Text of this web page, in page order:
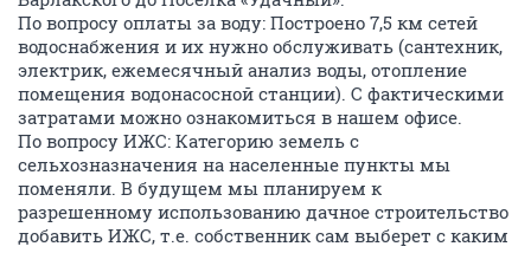
По вопросу оплаты за воду: Построено 7,5 км сетей
водоснабжения и их нужно обслуживать (сантехник,
электрик, ежемесячный анализ воды, отопление
помещения водонасосной станции). С фактическими
затратами можно ознакомиться в нашем офисе.
По вопросу ИЖС: Категорию земель с
сельхозназначения на населенные пункты мы
поменяли. В будущем мы планируем к
разрешенному использованию дачное строительство
добавить ИЖС, т.е. собственник сам выберет с каким